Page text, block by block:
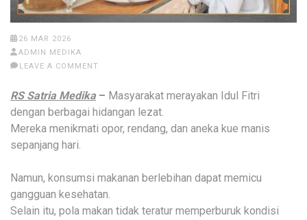
26 MAR 2026
ADMIN MEDIKA
LEAVE A COMMENT
RS Satria Medika – Masyarakat merayakan Idul Fitri
dengan berbagai hidangan lezat.
Mereka menikmati opor, rendang, dan aneka kue manis
sepanjang hari.
Namun, konsumsi makanan berlebihan dapat memicu
gangguan kesehatan.
Selain itu, pola makan tidak teratur memperburuk kondisi